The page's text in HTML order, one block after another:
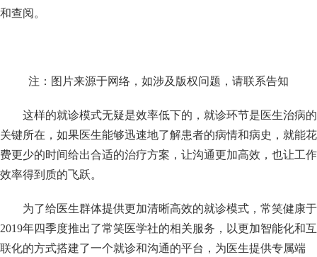
和查阅。
注：图片来源于网络，如涉及版权问题，请联系告知
这样的就诊模式无疑是效率低下的，就诊环节是医生治病的
关键所在，如果医生能够迅速地了解患者的病情和病史，就能花
费更少的时间给出合适的治疗方案，让沟通更加高效，也让工作
效率得到质的飞跃。
为了给医生群体提供更加清晰高效的就诊模式，常笑健康于
2019年四季度推出了常笑医学社的相关服务，以更加智能化和互
联化的方式搭建了一个就诊和沟通的平台，为医生提供专属端